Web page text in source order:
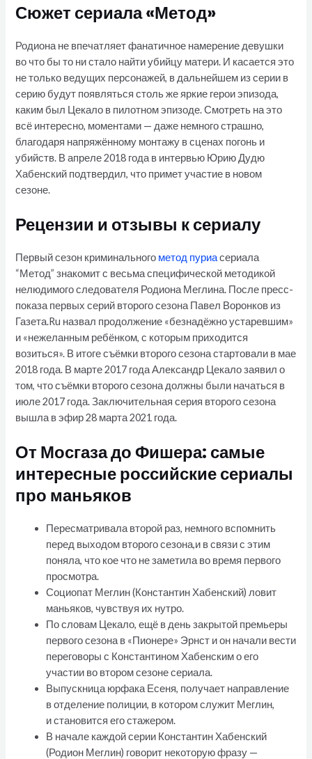
Сюжет сериала «Метод»
Родиона не впечатляет фанатичное намерение девушки
во что бы то ни стало найти убийцу матери. И касается это
не только ведущих персонажей, в дальнейшем из серии в
серию будут появляться столь же яркие герои эпизода,
каким был Цекало в пилотном эпизоде. Смотреть на это
всё интересно, моментами — даже немного страшно,
благодаря напряжённому монтажу в сценах погонь и
убийств. В апреле 2018 года в интервью Юрию Дудю
Хабенский подтвердил, что примет участие в новом
сезоне.
Рецензии и отзывы к сериалу
Первый сезон криминального метод пуриасериала
“Метод” знакомит с весьма специфической методикой
нелюдимого следователя Родиона Меглина. После пресс-
показа первых серий второго сезона Павел Воронков из
Газета.Ru назвал продолжение «безнадёжно устаревшим»
и «нежеланным ребёнком, с которым приходится
возиться». В итоге съёмки второго сезона стартовали в мае
2018 года. В марте 2017 года Александр Цекало заявил о
том, что съёмки второго сезона должны были начаться в
июле 2017 года. Заключительная серия второго сезона
вышла в эфир 28 марта 2021 года.
От Мосгаза до Фишера: самые
интересные российские сериалы
про маньяков
Пересматривала второй раз, немного вспомнить
перед выходом второго сезона,и в связи с этим
поняла, что кое что не заметила во время первого
просмотра.
Социопат Меглин (Константин Хабенский) ловит
маньяков, чувствуя их нутро.
По словам Цекало, ещё в день закрытой премьеры
первого сезона в «Пионере» Эрнст и он начали вести
переговоры с Константином Хабенским о его
участии во втором сезоне сериала.
Выпускница юрфака Есеня, получает направление
в отделение полиции, в котором служит Меглин,
и становится его стажером.
В начале каждой серии Константин Хабенский
(Родион Меглин) говорит некоторую фразу —